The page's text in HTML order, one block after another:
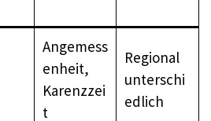
Angemess
enheit,
Karenzzei
t
Regional
unterschi
edlich